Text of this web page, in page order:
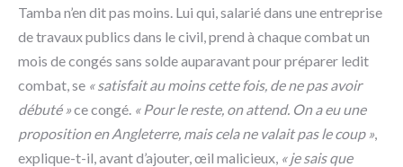
Tamba n’en dit pas moins. Lui qui, salarié dans une entreprise
de travaux publics dans le civil, prend à chaque combat un
mois de congés sans solde auparavant pour préparer ledit
combat, se « satisfait au moins cette fois, de ne pas avoir
débuté »ce congé. « Pour le reste, on attend. On a eu une
proposition en Angleterre, mais cela ne valait pas le coup »,
explique-t-il, avant d’ajouter, œil malicieux, « je sais que